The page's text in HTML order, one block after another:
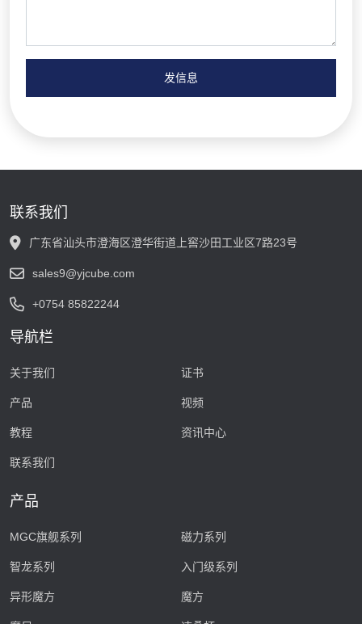
发信息
联系我们
广东省汕头市澄海区澄华街道上窖沙田工业区7路23号
sales9@yjcube.com
+0754 85822244
导航栏
关于我们 证书
产品 视频
教程 资讯中心
联系我们
产品
MGC旗舰系列 磁力系列
智龙系列 入门级系列
异形魔方 魔方